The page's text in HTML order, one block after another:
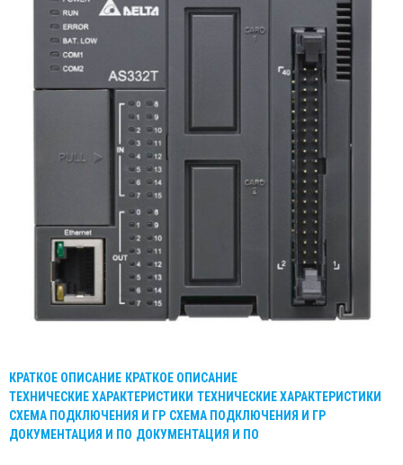
КРАТКОЕ ОПИСАНИЕ КРАТКОЕ ОПИСАНИЕ
ТЕХНИЧЕСКИЕ ХАРАКТЕРИСТИКИ ТЕХНИЧЕСКИЕ ХАРАКТЕРИСТИКИ
СХЕМА ПОДКЛЮЧЕНИЯ И ГР СХЕМА ПОДКЛЮЧЕНИЯ И ГР
ДОКУМЕНТАЦИЯ И ПО ДОКУМЕНТАЦИЯ И ПО